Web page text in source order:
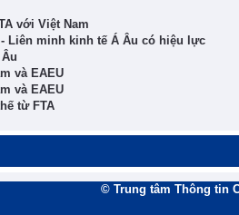
với Việt Nam
Liên minh kinh tế Á Âu có hiệu lực
và EAEU
và EAEU
từ FTA
© Trung tâm Thông tin